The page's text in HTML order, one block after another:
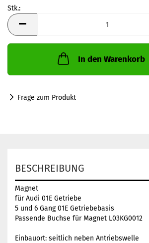
Stk.:
Stk.
In den Warenkorb
Frage zum Produkt
BESCHREIBUNG
Magnet
für Audi 01E Getriebe
5 und 6 Gang 01E Getriebebasis
Passende Buchse für Magnet L03KG0012
Einbauort: seitlich neben Antriebswelle